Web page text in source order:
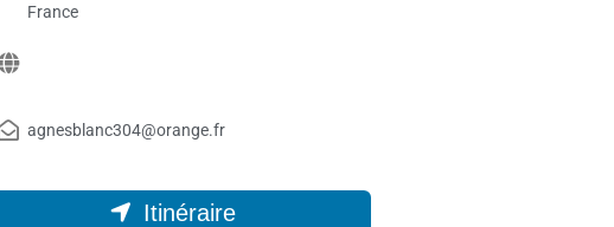
France
agnesblanc304@orange.fr
Itinéraire